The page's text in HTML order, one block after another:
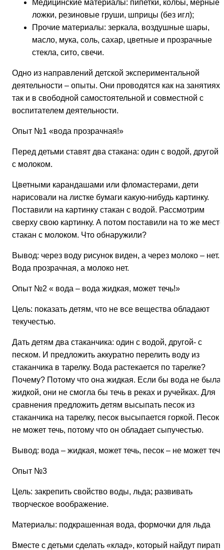
Медицинские материалы: пипетки, колбы, мерные
ложки, резиновые груши, шприцы (без игл);
Прочие материалы: зеркала, воздушные шары,
масло, мука, соль, сахар, цветные и прозрачные
стекла, сито, свечи.
Одно из направлений детской экспериментальной
деятельности – опыты. Они проводятся как на занятиях,
так и в свободной самостоятельной и совместной с
воспитателем деятельности.
Опыт №1 «вода прозрачная!»
Перед детьми ставят два стакана: один с водой, другой
с молоком.
Цветными карандашами или фломастерами, дети
нарисовали на листке бумаги какую-нибудь картинку.
Поставили на картинку стакан с водой. Рассмотрим
сверху свою картинку. А потом поставили на то же место
стакан с молоком. Что обнаружили?
Вывод: через воду рисунок виден, а через молоко – нет.
Вода прозрачная, а молоко нет.
Опыт №2 « вода – вода жидкая, может течь!»
Цель: показать детям, что не все вещества обладают
текучестью.
Дать детям два стаканчика: один с водой, другой- с
песком. И предложить аккуратно перелить воду из
стаканчика в тарелку. Вода растекается по тарелке?
Почему? Потому что она жидкая. Если бы вода не была
жидкой, они не смогла бы течь в реках и ручейках. Для
сравнения предложить детям высыпать песок из
стаканчика на тарелку, песок высыпается горкой. Песок
не может течь, потому что он обладает сыпучестью.
Вывод: вода – жидкая, может течь, песок – не может
Опыт №3
Цель: закрепить свойство воды, льда; развивать
творческое воображение.
Материалы: подкрашенная вода, формочки для льда
Вместе с детьми сделать «клад», который найдут